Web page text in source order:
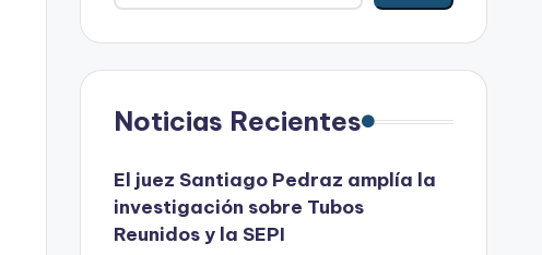
Noticias Recientes
El juez Santiago Pedraz amplía la
investigación sobre Tubos
Reunidos y la SEPI